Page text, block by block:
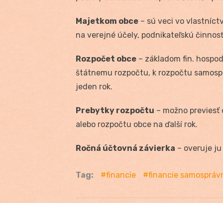
Majetkom obce – sú veci vo
na verejné účely, podnikateľskú
Rozpočet obce – základom fin.
štátnemu rozpočtu, k rozpočtu
jeden rok.
Prebytky rozpočtu – možno
alebo rozpočtu obce na ďalší rok.
Ročná účtovná závierka – overuje
Tag: financie financie